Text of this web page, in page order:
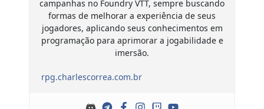
campanhas no Foundry VTT, sempre buscando
formas de melhorar a experiência de seus
jogadores, aplicando seus conhecimentos em
programação para aprimorar a jogabilidade e
imersão.
rpg.charlescorrea.com.br